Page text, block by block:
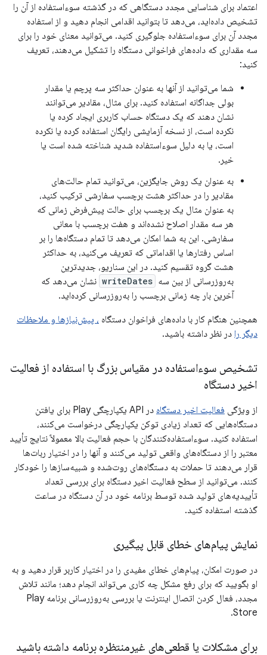
اعتماد برای شناسایی مجدد دستگاهی که در گذشته سوءاستفاده از آن را
تشخیص داده‌اید، می‌دهد تا بتوانید اقدامی انجام دهید و از استفاده
مجدد آن برای سوءاستفاده جلوگیری کنید. می‌توانید معنای خود را برای
سه مقداری که داده‌های فراخوانی دستگاه را تشکیل می‌دهند، تعریف
کنید:
شما می‌توانید از آنها به عنوان حداکثر سه پرچم یا مقدار
بولی جداگانه استفاده کنید. برای مثال، مقادیر می‌توانند
نشان دهند که یک دستگاه حساب کاربری ایجاد کرده یا
نکرده است، از نسخه آزمایشی رایگان استفاده کرده یا نکرده
است، یا به دلیل سوءاستفاده شدید شناخته شده است یا
خیر.
به عنوان یک روش جایگزین، می‌توانید تمام حالت‌های
مقادیر را در حداکثر هشت برچسب سفارشی ترکیب کنید،
به عنوان مثال یک برچسب برای حالت پیش‌فرض زمانی که
هر سه مقدار اصلاح نشده‌اند و هفت برچسب با معانی
سفارشی. این به شما امکان می‌دهد تا تمام دستگاه‌ها را بر
اساس رفتارها یا اقداماتی که تعریف می‌کنید، به حداکثر
هشت گروه تقسیم کنید. در این سناریو، جدیدترین
به‌روزرسانی از بین سه writeDates نشان می‌دهد که
آخرین بار چه زمانی برچسب را به‌روزرسانی کرده‌اید.
همچنین هنگام کار با داده‌های فراخوان دستگاه ، پیش‌نیازها و ملاحظات
دیگر را در نظر داشته باشید.
تشخیص سوءاستفاده در مقیاس بزرگ با استفاده از فعالیت
اخیر دستگاه
از ویژگی فعالیت اخیر دستگاه
در API یکپارچگی Play برای یافتن
دستگاه‌هایی که تعداد زیادی توکن یکپارچگی درخواست می‌کنند،
استفاده کنید. سوءاستفاده‌کنندگان با حجم فعالیت بالا معمولاً نتایج تأیید
معتبر را از دستگاه‌های واقعی تولید می‌کنند و آنها را در اختیار ربات‌ها
قرار می‌دهند تا حملات به دستگاه‌های روت‌شده و شبیه‌سازها را خودکار
کنند. می‌توانید از سطح فعالیت اخیر دستگاه برای بررسی تعداد
تأییدیه‌های تولید شده توسط برنامه خود در آن دستگاه در ساعت
گذشته استفاده کنید.
نمایش پیام‌های خطای قابل پیگیری
در صورت امکان، پیام‌های خطای مفیدی را در اختیار کاربر قرار دهید و به
او بگویید که برای رفع مشکل چه کاری می‌تواند انجام دهد؛ مانند تلاش
مجدد، فعال کردن اتصال اینترنت یا بررسی به‌روزرسانی برنامه Play
Store.
برای مشکلات یا قطعی‌های غیرمنتظره برنامه داشته باشید